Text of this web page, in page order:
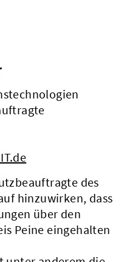
des
hinzuwirken, dass
über den
Peine eingehalten